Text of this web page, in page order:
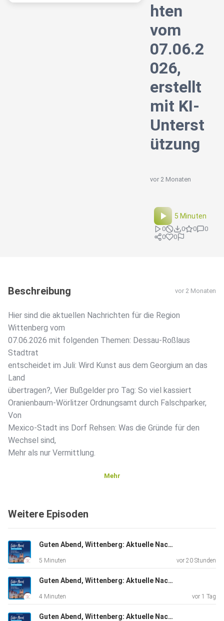
hten
vom
07.06.2
026,
erstellt
mit KI-
Unterst
ützung
vor 2 Monaten
5 Minuten
0 0 0
0
0
0
Beschreibung vor 2 Monaten
Hier sind die aktuellen Nachrichten für die Region
Wittenberg vom
07.06.2026 mit folgenden Themen: Dessau-Roßlaus
Stadtrat
entscheidet im Juli: Wird Kunst aus dem Georgium an das
Land
übertragen?, Vier Bußgelder pro Tag: So viel kassiert
Oranienbaum-Wörlitzer Ordnungsamt durch Falschparker,
Von
Mexico-Stadt ins Dorf Rehsen: Was die Gründe für den
Wechsel sind,
Mehr als nur Vermittlung.
Mehr
Weitere Episoden
Guten Abend, Wittenberg: Aktuelle Nachrichten vom 07.08.2026, erstellt mit KI-Unterstützung
5 Minuten vor 20 Stunden
Guten Abend, Wittenberg: Aktuelle Nachrichten vom 06.08.2026, erstellt mit KI-Unterstützung
4 Minuten vor 1 Tag
Guten Abend, Wittenberg: Aktuelle Nachrichten vom 05.08.2026, erstellt mit KI-Unterstützung